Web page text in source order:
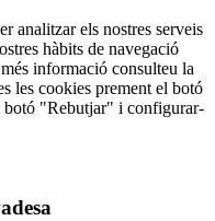
analitzar els nostres serveis
hàbits de navegació
informació consulteu la
les cookies prement el botó
botó "Rebutjar" i configurar-